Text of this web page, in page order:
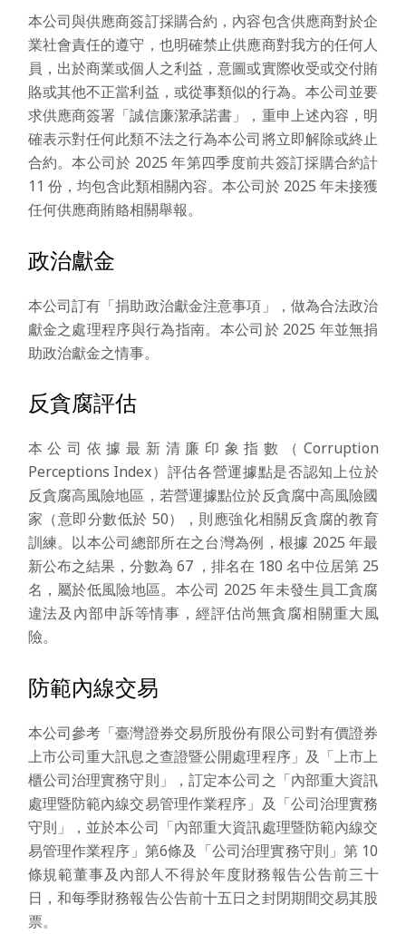
本公司與供應商簽訂採購合約，內容包含供應商對於企
業社會責任的遵守，也明確禁止供應商對我方的任何人
員，出於商業或個人之利益，意圖或實際收受或交付賄
賂或其他不正當利益，或從事類似的行為。本公司並要
求供應商簽署「誠信廉潔承諾書」，重申上述內容，明
確表示對任何此類不法之行為本公司將立即解除或終止
合約。本公司於 2025 年第四季度前共簽訂採購合約計
11 份，均包含此類相關內容。本公司於 2025 年未接獲
任何供應商賄賂相關舉報。
政治獻金
本公司訂有「捐助政治獻金注意事項」，做為合法政治
獻金之處理程序與行為指南。本公司於 2025 年並無捐
助政治獻金之情事。
反貪腐評估
本公司依據最新清廉印象指數（Corruption
Perceptions Index）評估各營運據點是否認知上位於
反貪腐高風險地區，若營運據點位於反貪腐中高風險國
家（意即分數低於 50），則應強化相關反貪腐的教育
訓練。以本公司總部所在之台灣為例，根據 2025 年最
新公布之結果，分數為 67 ，排名在 180 名中位居第 25
名，屬於低風險地區。本公司 2025 年未發生員工貪腐
違法及內部申訴等情事，經評估尚無貪腐相關重大風
險。
防範內線交易
本公司參考「臺灣證券交易所股份有限公司對有價證券
上市公司重大訊息之查證暨公開處理程序」及「上市上
櫃公司治理實務守則」，訂定本公司之「內部重大資訊
處理暨防範內線交易管理作業程序」及「公司治理實務
守則」，並於本公司「內部重大資訊處理暨防範內線交
易管理作業程序」第6條及「公司治理實務守則」第 10
條規範董事及內部人不得於年度財務報告公告前三十
日，和每季財務報告公告前十五日之封閉期間交易其股
票。